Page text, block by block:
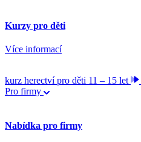
Kurzy pro děti
Více informací
kurz herectví pro děti 11 – 15 let
Pro firmy
Nabídka pro firmy